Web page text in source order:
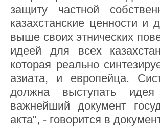
защиту частной
казахстанские ценности и
выше своих этнических
идеей для всех
которая реально
азиата, и европейца.
должна выступать
важнейший документ
акта", - говорится в